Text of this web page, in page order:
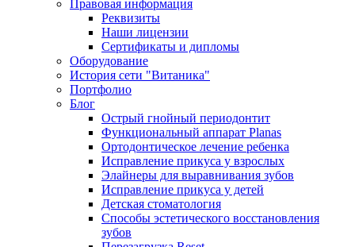
Правовая информация
Реквизиты
Наши лицензии
Сертификаты и дипломы
Оборудование
История сети "Витаника"
Портфолио
Блог
Острый гнойный периодонтит
Функциональный аппарат Planas
Ортодонтическое лечение ребенка
Исправление прикуса у взрослых
Элайнеры для выравнивания зубов
Исправление прикуса у детей
Детская стоматология
Способы эстетического восстановления
зубов